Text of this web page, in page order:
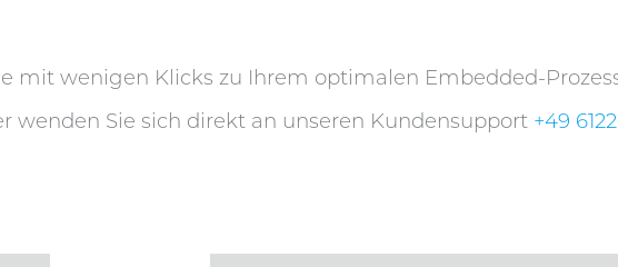
mit wenigen Klicks zu Ihrem optimalen Embedded-
wenden Sie sich direkt an unseren Kundensupport +49